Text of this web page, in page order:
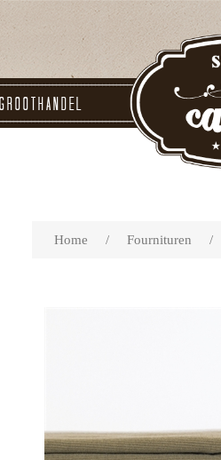
Groothandel
Home / Fournituren /